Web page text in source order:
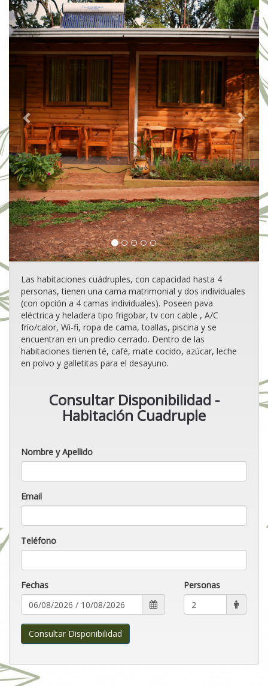
Las habitaciones cuádruples, con capacidad hasta 4
personas, tienen una cama matrimonial y dos individuales
(con opción a 4 camas individuales). Poseen pava
eléctrica y heladera tipo frigobar, tv con cable , A/C
frío/calor, Wi-fi, ropa de cama, toallas, piscina y se
encuentran en un predio cerrado. Dentro de las
habitaciones tienen té, café, mate cocido, azúcar, leche
en polvo y galletitas para el desayuno.
Consultar Disponibilidad -
Habitación Cuadruple
Nombre y Apellido
Email
Teléfono
Fechas Personas
Consultar Disponibilidad